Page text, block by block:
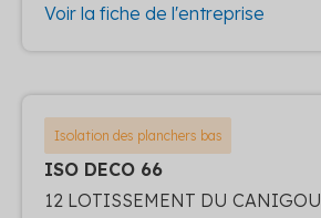
Voir la fiche de l'entreprise
Isolation des planchers bas
ISO DECO 66
12 LOTISSEMENT DU CANIGOU